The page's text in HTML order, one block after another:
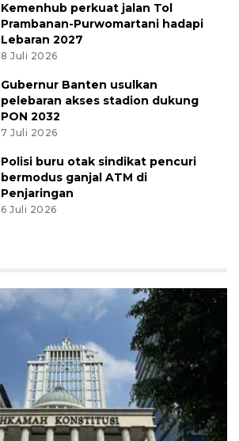
Kemenhub perkuat jalan Tol
Prambanan-Purwomartani hadapi
Lebaran 2027
8 Juli 2026
Gubernur Banten usulkan
pelebaran akses stadion dukung
PON 2032
7 Juli 2026
Polisi buru otak sindikat pencuri
bermodus ganjal ATM di
Penjaringan
6 Juli 2026